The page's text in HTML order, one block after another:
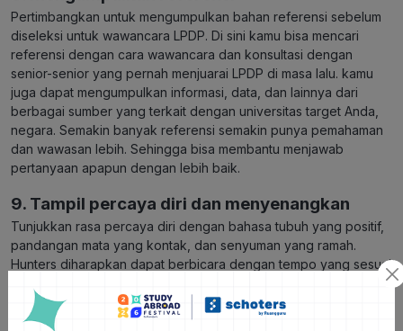
Pertimbangkan untuk mengumpulkan bahan referensi sebelum
diseleksi untuk wawancara LPDP. Di sini kamu bisa mencari
referensi dengan cara wawancara dan konsultasi dengan
senior-senior yang pernah menjuarai LPDP di masa lalu. kamu
juga dapat mengumpulkan informasi, data, dan lainnya dari
berbagai sumber yang terkait dengan universitas target Anda,
negara. Semakin banyak referensi semakin punya pemahaman
dan wawasan lebih. Sehingga bisa membantu menjawab
pertanyaan apapun dengan lebih baik.
9. Tampil percaya diri dan menyenangkan
Tunjukkan rasa percaya diri dengan bahasa tubuh yang positif,
pandangan mata yang kontak, dan senyuman yang ramah.
Hunters diharapkan dapat berbicara dengan tempo yang sesuai
10. Perbanyak berdoa dan berpikir positif